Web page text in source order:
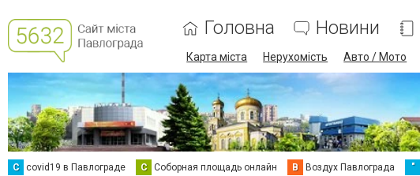
Головна Новини
Карта міста Нерухомість Авто / Мото
C covid19 в Павлограде С Соборная площадь онлайн В Воздух Павлограда "